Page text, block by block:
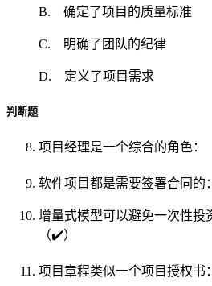
B. 确定了项目的质量标准
C. 明确了团队的纪律
D. 定义了项目需求
判断题
项目经理是一个综合的角色：
软件项目都是需要签署合同的
增量式模型可以避免一次性投
（✔️）
项目章程类似一个项目授权书